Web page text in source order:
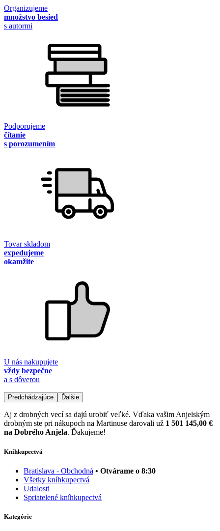
Organizujeme
množstvo besied
s autormi
Podporujeme
čítanie
s porozumením
Tovar skladom
expedujeme
okamžite
U nás nakupujete
vždy bezpečne
a s dôverou
Predchádzajúce Ďalšie
Aj z drobných vecí sa dajú urobiť veľké. Vďaka vašim Anjelským
drobným ste pri nákupoch na Martinuse darovali už 1 501 145,00 €
na Dobrého Anjela. Ďakujeme!
Kníhkupectvá
Bratislava - Obchodná • Otvárame o 8:30
Všetky kníhkupectvá
Udalosti
Spriatelené kníhkupectvá
Kategórie